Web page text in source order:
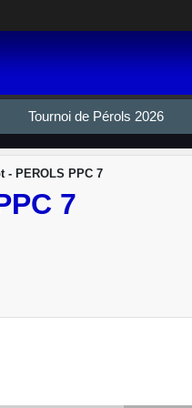
Tournoi de Pérols 2026
- PEROLS PPC 7
7